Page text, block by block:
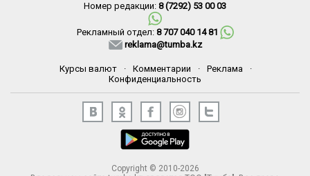
Номер редакции: 8 (7292) 53 00 03
Рекламный отдел: 8 707 040 14 81
reklama@tumba.kz
Курсы валют · Комментарии · Реклама
·
Конфиденциальность
Copyright © 2010-2026